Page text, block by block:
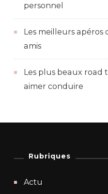
personnel
Les meilleurs apéros
amis
Les plus beaux road
aimer conduire
Rubriques
Actu